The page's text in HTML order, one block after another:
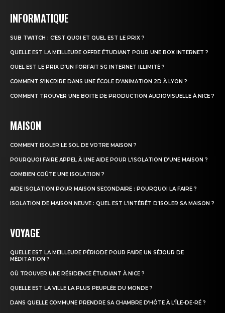
INFORMATIQUE
SUB TWITCH : C’EST QUOI ET QUEL EST LE PRIX ?
QUELLE EST LA MEILLEURE OFFRE ÉTUDIANT POUR UNE BOX INTERNET ?
QUEL EST LE PRIX D’UN FORFAIT 5G INTERNET ILLIMITÉ ?
COMMENT S’INCRIRE DANS UNE ÉCOLE D’ANIMATION 2D À LYON ?
COMMENT TROUVER UNE BOITE DE PRODUCTION AUDIOVISUELLE À NICE ?
MAISON
COMMENT ISOLER LE SOL DE VOTRE MAISON ?
POURQUOI FAIRE APPEL À UNE AIDE POUR L’ISOLATION D’UNE MAISON ?
COMBIEN COÛTE UNE ISOLATION ?
AIDE ISOLATION POUR MAISON SECONDAIRE : POURQUOI LA FAIRE ?
ISOLATION DE MAISON NEUVE : QUEL EST L’INTÉRÊT D’ISOLER SA MAISON ?
VOYAGE
QUELLE EST LA MEILLEURE PÉRIODE POUR FAIRE UN SÉJOUR DE
MÉDITATION ?
OÙ TROUVER UNE RÉSIDENCE ÉTUDIANT À NICE ?
QUELLE EST LA VILLE LA PLUS PEUPLÉE DU MONDE ?
DANS QUELLE COMMUNE PRENDRE SA CHAMBRE D’HÔTE À L’ÎLE-DE-RÉ ?